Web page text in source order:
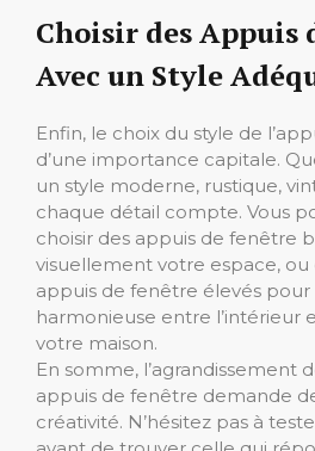
Choisir des Appuis
Avec un Style
Enfin, le choix du style de
d’une importance capitale.
un style moderne, rustique,
chaque détail compte. Vous
choisir des appuis de fenêtre
visuellement votre espace,
appuis de fenêtre élevés pour
harmonieuse entre l’intérieur
votre maison.
En somme, l’agrandissement
appuis de fenêtre demande
créativité. N’hésitez pas à